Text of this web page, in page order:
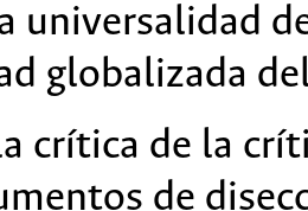
universalidad
globalizada
crítica de la
de